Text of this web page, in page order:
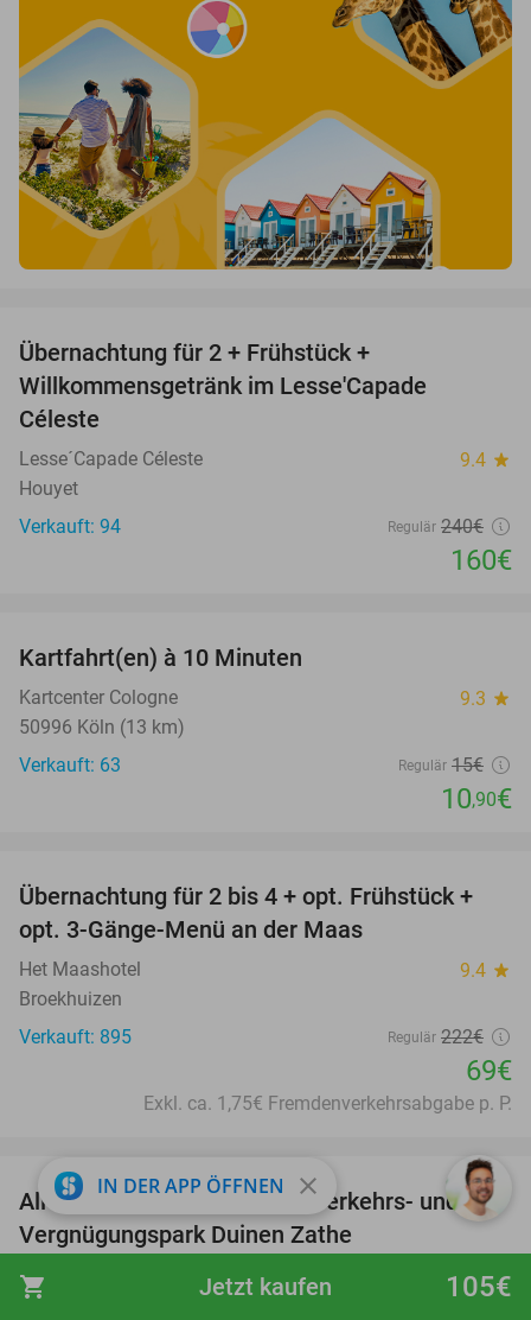
shopping_cart 105€
Jetzt kaufen
Übernachtung für 2 + Frühstück +
Willkommensgetränk im Lesse'Capade
Céleste
Lesse´Capade Céleste 9.4 star
Houyet
Verkauft: 94
Regulär 240€
160€
Kartfahrt(en) à 10 Minuten
Kartcenter Cologne 9.3 star
50996 Köln (13 km)
Verkauft: 63
Regulär 15€
10,90€
69%
Übernachtung für 2 bis 4 + opt. Frühstück +
opt. 3-Gänge-Menü an der Maas
Het Maashotel 9.4 star
Broekhuizen
Verkauft: 895
Regulär 222€
69€
Exkl. ca. 1,75€ Fremdenverkehrsabgabe p. P.
15%
All-in-Eintrittsticket für den Verkehrs- und
Vergnügungspark Duinen Zathe
Verkeers- en Attractiepark Duinen Zathe 9.8star
Appelscha
IN DER APP ÖFFNEN close